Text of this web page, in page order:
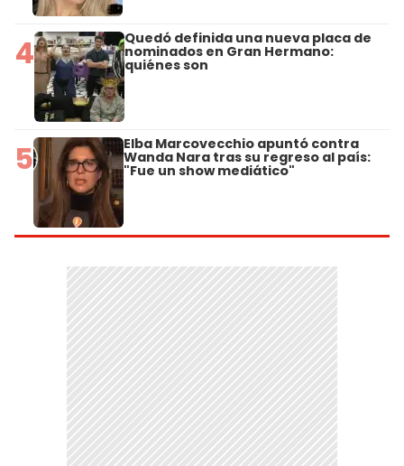
4 Quedó definida una nueva placa de
nominados en Gran Hermano:
quiénes son
5 Elba Marcovecchio apuntó contra
Wanda Nara tras su regreso al país:
"Fue un show mediático"